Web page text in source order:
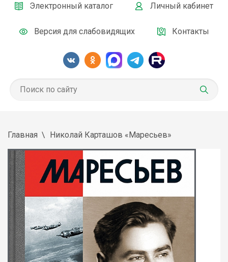
Электронный каталог Личный кабинет
Версия для слабовидящих Контакты
Главная Николай Карташов «Маресьев»